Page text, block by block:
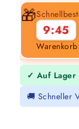
🎁
9:44
✓ Auf Lager
🚚 Schneller